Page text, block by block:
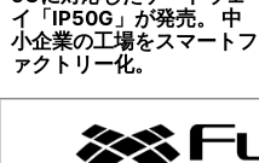
イ「IP50G」が発売。 中
小企業の工場をスマートフ
ァクトリー化。